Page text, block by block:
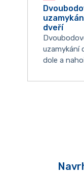
dveří
uzamykání
dole a